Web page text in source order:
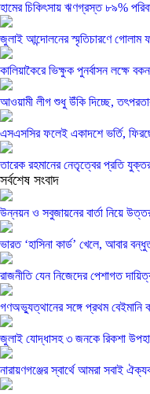
হামের চিকিৎসায় ঋণগ্রস্ত ৮৯%
জুলাই আন্দোলনের স্মৃতিচারণে
কালিয়াকৈরে ভিক্ষুক পুনর্বাসন লক্ষে
আওয়ামী লীগ শুধু উঁকি দিচ্ছে, তৎপরতার
এসএসসির ফলেই একাদশে ভর্তি,
তারেক রহমানের নেতৃত্বের প্রতি
সর্বশেষ সংবাদ
উন্নয়ন ও সবুজায়নের বার্তা নিয়ে
ভারত ‘হাসিনা কার্ড’ খেলে, আবার
রাজনীতি যেন নিজেদের পেশাগত
গণঅভ্যুত্থানের সঙ্গে প্রথম বেইমানি
জুলাই যোদ্ধাসহ ৩ জনকে রিকশা উপহার
নারায়ণগঞ্জের স্বার্থে আমরা সবাই